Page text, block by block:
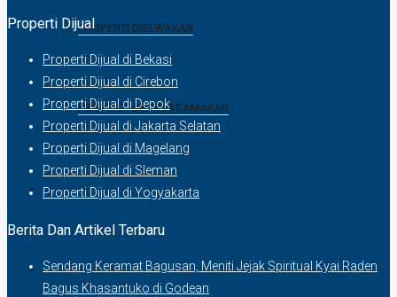
PROPERTI DISEWAKAN
PROPERTI DIKERJASAMAKAN
GERAI
BLOG
Properti Dijual
Properti Dijual di Bekasi
Properti Dijual di Cirebon
Properti Dijual di Depok
Properti Dijual di Jakarta Selatan
Properti Dijual di Magelang
Properti Dijual di Sleman
Properti Dijual di Yogyakarta
Berita Dan Artikel Terbaru
Sendang Keramat Bagusan, Meniti Jejak Spiritual Kyai Raden
Bagus Khasantuko di Godean